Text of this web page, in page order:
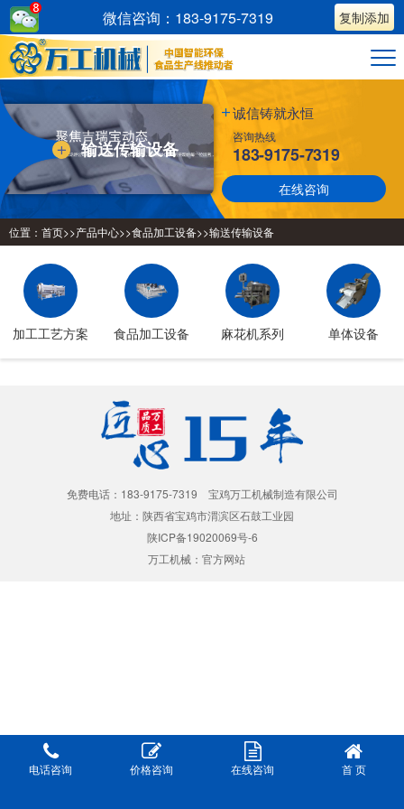
微信咨询：183-9175-7319 复制添加
输送传输设备
诚信铸就永恒
咨询热线
183-9175-7319
在线咨询
位置： 首页>>产品中心>>食品加工设备>>输送传输设备
加工工艺方案 食品加工设备 麻花机系列 单体设备
免费电话：183-9175-7319 宝鸡万工机械制造有限公司
地址：陕西省宝鸡市渭滨区石鼓工业园
陕ICP备19020069号-6
万工机械： 官方网站
电话咨询 价格咨询 在线咨询 首 页